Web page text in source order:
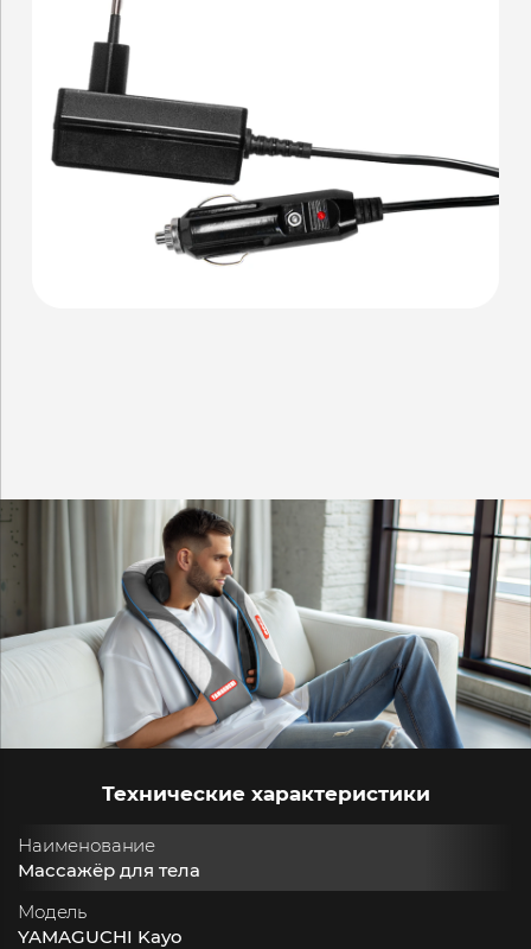
Технические характеристики
Наименование
Массажёр для тела
Модель
YAMAGUCHI Kayo